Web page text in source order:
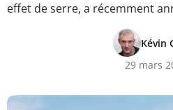
effet de serre, a récemment
Kévin
29 mars